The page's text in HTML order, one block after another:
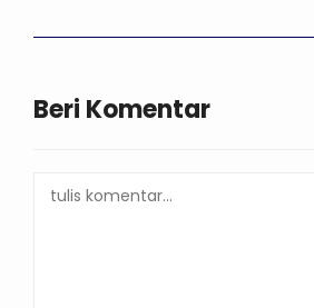
Beri Komentar